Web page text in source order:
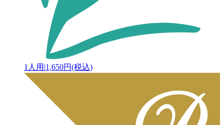
1人用 |1,650円(税込)